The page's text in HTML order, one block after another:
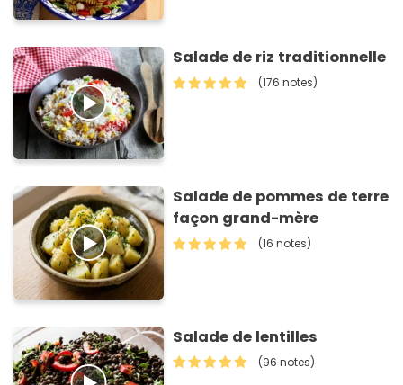
Salade de riz traditionnelle
(176 notes)
Salade de pommes de terre
façon grand-mère
(16 notes)
Salade de lentilles
(96 notes)